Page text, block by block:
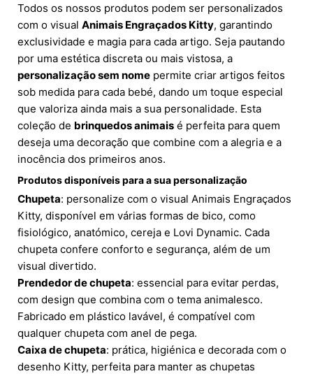
Todos os nossos produtos podem ser personalizados
com o visual Animais Engraçados Kitty, garantindo
exclusividade e magia para cada artigo. Seja pautando
por uma estética discreta ou mais vistosa, a
personalização sem nome permite criar artigos feitos
sob medida para cada bebé, dando um toque especial
que valoriza ainda mais a sua personalidade. Esta
coleção de brinquedos animais é perfeita para quem
deseja uma decoração que combine com a alegria e a
inocência dos primeiros anos.
Produtos disponíveis para a sua personalização
Chupeta: personalize com o visual Animais Engraçados
Kitty, disponível em várias formas de bico, como
fisiológico, anatómico, cereja e Lovi Dynamic. Cada
chupeta confere conforto e segurança, além de um
visual divertido.
Prendedor de chupeta: essencial para evitar perdas,
com design que combina com o tema animalesco.
Fabricado em plástico lavável, é compatível com
qualquer chupeta com anel de pega.
Caixa de chupeta: prática, higiénica e decorada com o
desenho Kitty, perfeita para manter as chupetas